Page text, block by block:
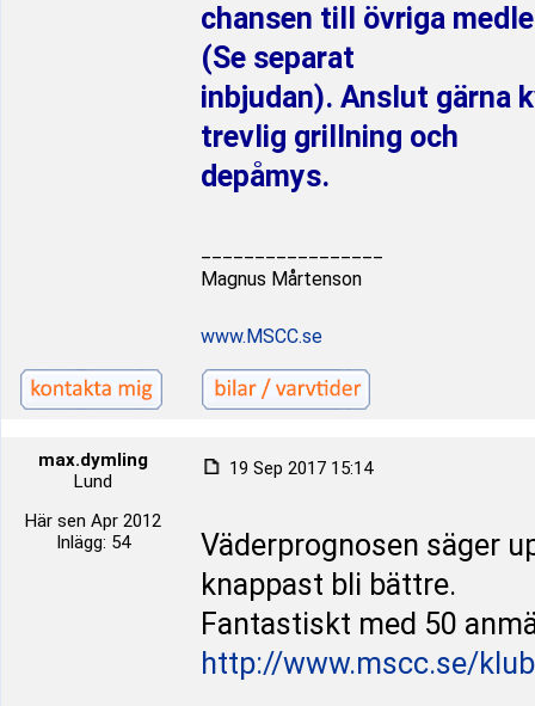
chansen till övriga
(Se separat
inbjudan). Anslut gärna
trevlig grillning och
depåmys.
Magnus Mårtenson
www.MSCC.se
max.dymling
Lund
Här sen Apr 2012
Inlägg: 54
19 Sep 2017 15:14
Väderprognosen säger
knappast bli bättre.
Fantastiskt med 50
http://www.mscc.se/